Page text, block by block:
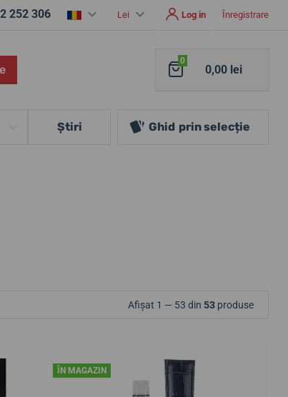
252 306 Lei Log in Înregistrare
0
0,00 lei
Ştiri Ghid prin selecție
Afișat 1 — 53 din 53 produse
ÎN MAGAZIN